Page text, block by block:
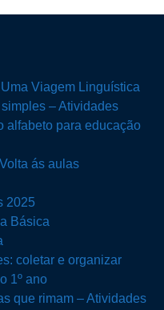
Viagem Linguística
– Atividades
alfabeto para educação
ás aulas
2025
Básica
coletar e organizar
1º ano
que rimam – Atividades